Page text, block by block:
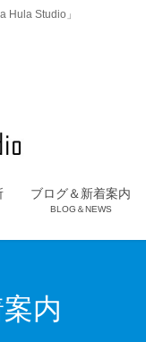
Hula Studio」
ブログ＆新着案内
BLOG＆NEWS
内